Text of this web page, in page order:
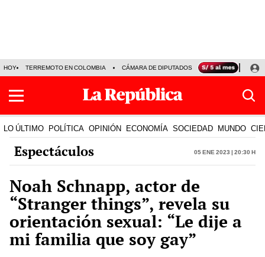
HOY TERREMOTO EN COLOMBIA CÁMARA DE DIPUTADOS PRECIO DEL
LO ÚLTIMO POLÍTICA OPINIÓN ECONOMÍA SOCIEDAD MUNDO
Espectáculos 05 Ene 2023 | 20:30 h
Noah Schnapp, actor de
“Stranger things”, revela su
orientación sexual: “Le dije a
mi familia que soy gay”